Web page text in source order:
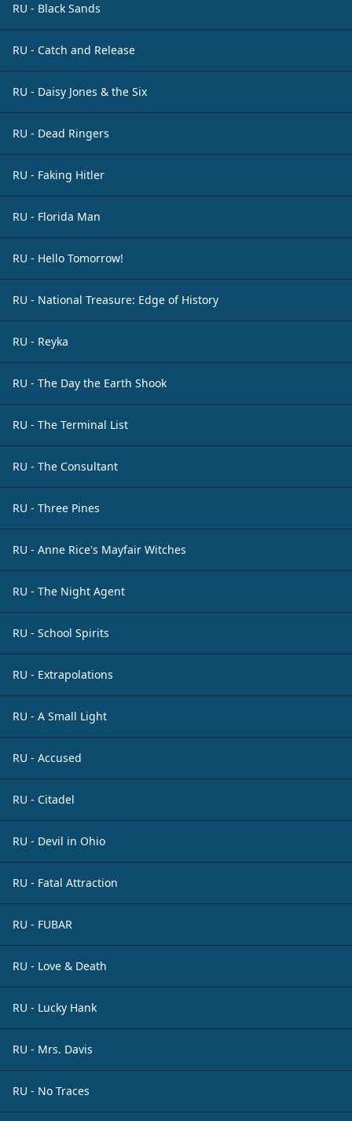
RU - Black Sands
RU - Catch and Release
RU - Daisy Jones & the Six
RU - Dead Ringers
RU - Faking Hitler
RU - Florida Man
RU - Hello Tomorrow!
RU - National Treasure: Edge of History
RU - Reyka
RU - The Day the Earth Shook
RU - The Terminal List
RU - The Consultant
RU - Three Pines
RU - Anne Rice's Mayfair Witches
RU - The Night Agent
RU - School Spirits
RU - Extrapolations
RU - A Small Light
RU - Accused
RU - Citadel
RU - Devil in Ohio
RU - Fatal Attraction
RU - FUBAR
RU - Love & Death
RU - Lucky Hank
RU - Mrs. Davis
RU - No Traces